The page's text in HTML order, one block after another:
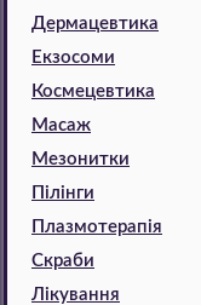
Дермацевтика
Екзосоми
Космецевтика
Масаж
Мезонитки
Пілінги
Плазмотерапія
Скраби
Лікування